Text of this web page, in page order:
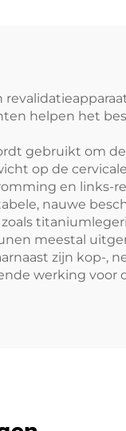
helpen het
gebruikt om
op de
en links-
nauwe
meestal
zijn kop-,
werking voor